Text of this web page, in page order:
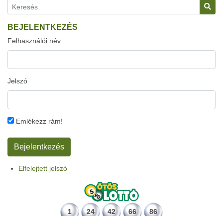
BEJELENTKEZÉS
Felhasználói név:
Jelszó
Emlékezz rám!
Elfelejtett jelszó
1 24 42 66 86